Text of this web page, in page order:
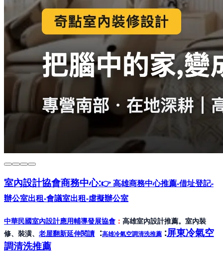
室內設計協會商務中心:👉 高雄商務中心推薦-借址登記-
辦公室出租-會議室出租-虛擬辦公室
中華民國室內設計應用輔導發展協會 ： 高雄室內設計推薦。室內裝
修、裝潢、 老屋翻新延伸閱讀 :高雄冷氣空調清洗推薦 :屏東冷氣空
調清洗推薦